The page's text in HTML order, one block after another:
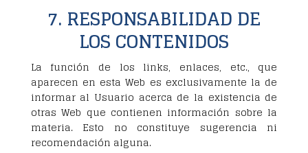
7. RESPONSABILIDAD DE
LOS CONTENIDOS
La función de los links, enlaces, etc., que
aparecen en esta Web es exclusivamente la de
informar al Usuario acerca de la existencia de
otras Web que contienen información sobre la
materia. Esto no constituye sugerencia ni
recomendación alguna.